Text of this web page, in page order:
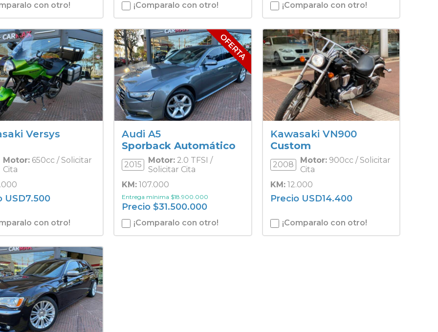
con otro! ¡Comparalo con otro! ¡Comparalo con otro!
Versys
Motor: 650cc / Solicitar
Cita
USD7.500
con otro!
Audi A5
Sporback Automático
2015 Motor: 2.0 TFSI /
Solicitar Cita
KM: 107.000
Entrega mínima $18.900.000
Precio $31.500.000
¡Comparalo con otro!
Kawasaki VN900
Custom
2008 Motor:900cc / Solicitar
Cita
KM:12.000
Precio USD14.400
¡Comparalo con otro!